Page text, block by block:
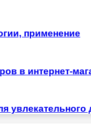
применение
в интернет-
увлекательного